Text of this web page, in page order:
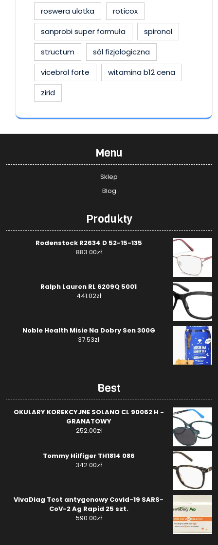
roswera ulotka
roticox
sanprobi super formuła
spironol
structum
sól fizjologiczna
vicebrol forte
witamina b12 cena
zirid
Menu
Sklep
Blog
Produkty
Rodenstock R2634 D 52-15-135
883.00zł
Ralph Lauren RL 6209Q 5001
441.02zł
Noble Health Misie Na Dobry Sen 300G
37.53zł
Best
OKULARY KOREKCYJNE SOLANO CL 90062 H -
GRANATOWY
252.00zł
Tommy Hilfiger TH1814 086
342.00zł
VivaDiag Test antygenowy Covid-19 SARS-
CoV-2 Ag Rapid 25 szt.
590.00zł